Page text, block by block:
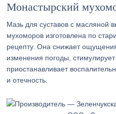
Монастырский
Мазь для суставов с масляной
мухоморов изготовлена по
рецепту. Она снижает
изменения погоды,
приостанавливает
и отечность.